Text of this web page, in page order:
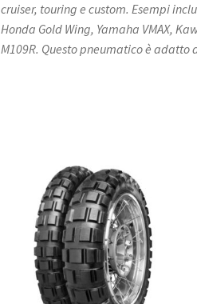
cruiser, touring e custom. Esempi
Honda Gold Wing, Yamaha VMAX,
M109R. Questo pneumatico è